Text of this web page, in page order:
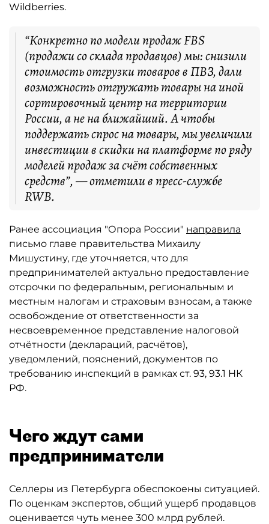
Wildberries.
“Конкретно по модели продаж FBS
(продажи со склада продавцов) мы: снизили
стоимость отгрузки товаров в ПВЗ, дали
возможность отгружать товары на иной
сортировочный центр на территории
России, а не на ближайший. А чтобы
поддержать спрос на товары, мы увеличили
инвестиции в скидки на платформе по ряду
моделей продаж за счёт собственных
средств”, — отметили в пресс-службе
RWB.
Ранее ассоциация "Опора России" направила
письмо главе правительства Михаилу
Мишустину, где уточняется, что для
предпринимателей актуально предоставление
отсрочки по федеральным, региональным и
местным налогам и страховым взносам, а также
освобождение от ответственности за
несвоевременное представление налоговой
отчётности (деклараций, расчётов),
уведомлений, пояснений, документов по
требованию инспекций в рамках ст. 93, 93.1 НК
РФ.
Чего ждут сами
предприниматели
Селлеры из Петербурга обеспокоены ситуацией.
По оценкам экспертов, общий ущерб продавцов
оценивается чуть менее 300 млрд рублей.